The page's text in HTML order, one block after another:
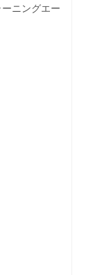
ニングエー